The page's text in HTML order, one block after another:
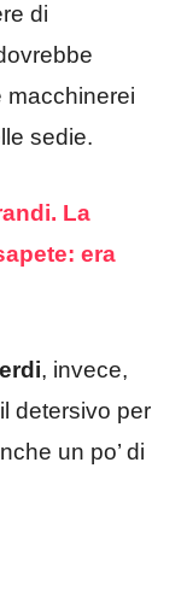
di
macchinerei
sedie.
La
era
, invece,
detersivo per
un po’ di